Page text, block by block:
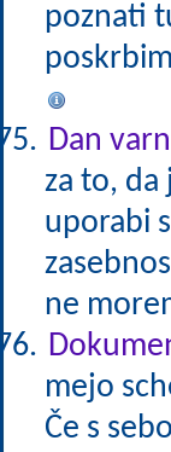
poznati
Dan
za to, da
uporabi
ne
mejo
Če s